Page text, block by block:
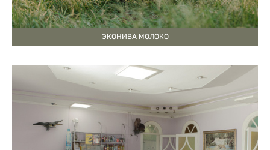
ЭКОНИВА МОЛОКО